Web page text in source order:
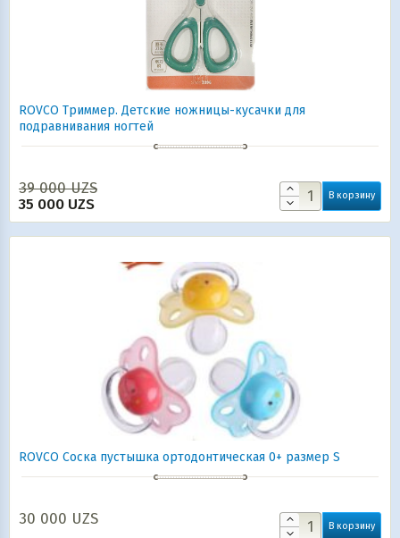
ROVCO Триммер. Детские ножницы-кусачки для
подравнивания ногтей
39 000UZS
35 000 UZS В корзину
ROVCO Соска пустышка ортодонтическая 0+ размер S
30 000 UZS В корзину